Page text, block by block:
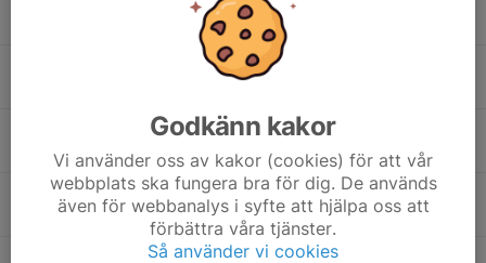
Godkänn kakor
Vi använder oss av kakor (cookies) för att vår
webbplats ska fungera bra för dig. De används
även för webbanalys i syfte att hjälpa oss att
förbättra våra tjänster.
Så använder vi cookies